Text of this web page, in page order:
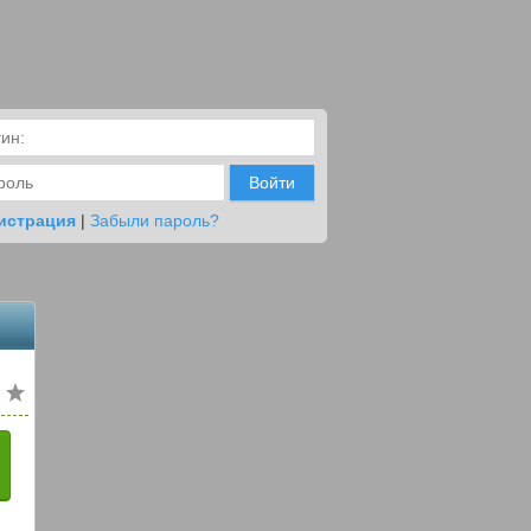
Войти
| Забыли пароль?